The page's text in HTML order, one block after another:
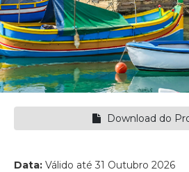
Download do
Data: Válido até 31 Outubro 2026